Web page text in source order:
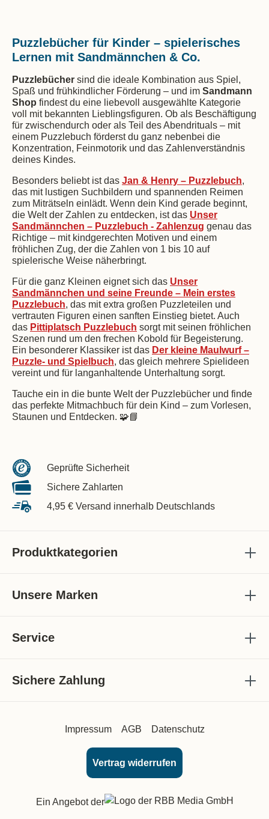
Puzzlebücher für Kinder – spielerisches
Lernen mit Sandmännchen & Co.
Puzzlebücher sind die ideale Kombination aus Spiel,
Spaß und frühkindlicher Förderung – und im Sandmann
Shop findest du eine liebevoll ausgewählte Kategorie
voll mit bekannten Lieblingsfiguren. Ob als Beschäftigung
für zwischendurch oder als Teil des Abendrituals – mit
einem Puzzlebuch förderst du ganz nebenbei die
Konzentration, Feinmotorik und das Zahlenverständnis
deines Kindes.
Besonders beliebt ist das Jan & Henry – Puzzlebuch,
das mit lustigen Suchbildern und spannenden Reimen
zum Miträtseln einlädt. Wenn dein Kind gerade beginnt,
die Welt der Zahlen zu entdecken, ist das Unser
Sandmännchen – Puzzlebuch - Zahlenzug genau das
Richtige – mit kindgerechten Motiven und einem
fröhlichen Zug, der die Zahlen von 1 bis 10 auf
spielerische Weise näherbringt.
Für die ganz Kleinen eignet sich das Unser
Sandmännchen und seine Freunde – Mein erstes
Puzzlebuch, das mit extra großen Puzzleteilen und
vertrauten Figuren einen sanften Einstieg bietet. Auch
das Pittiplatsch Puzzlebuch sorgt mit seinen fröhlichen
Szenen rund um den frechen Kobold für Begeisterung.
Ein besonderer Klassiker ist das Der kleine Maulwurf –
Puzzle- und Spielbuch, das gleich mehrere Spielideen
vereint und für langanhaltende Unterhaltung sorgt.
Tauche ein in die bunte Welt der Puzzlebücher und finde
das perfekte Mitmachbuch für dein Kind – zum Vorlesen,
Staunen und Entdecken. 🧩📘
Geprüfte Sicherheit
Sichere Zahlarten
4,95 € Versand innerhalb Deutschlands
Produktkategorien
Unsere Marken
Service
Sichere Zahlung
Ein Angebot der
Impressum AGB Datenschutz
Vertrag widerrufen